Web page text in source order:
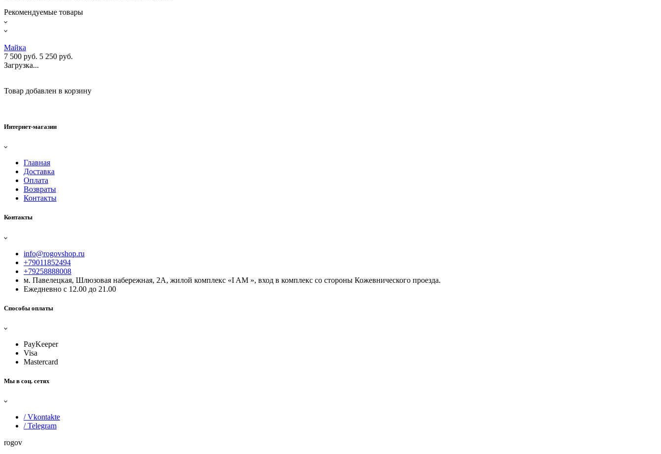
Рекомендуемые товары
Майка
7 500 руб. 5 250 руб.
Загрузка...
Товар добавлен в корзину
Интернет-магазин
Главная
Доставка
Оплата
Возвраты
Контакты
Контакты
info@rogovshop.ru
+79011852494
+79258888008
м. Павелецкая, Шлюзовая набережная, 2А, жилой комплекс «I AM », вход в комплекс со стороны Кожевнического проезда.
Ежедневно с 12.00 до 21.00
Способы оплаты
PayKeeper
Visa
Mastercard
Мы в соц. сетях
/ Vkontakte
/ Telegram
rogov